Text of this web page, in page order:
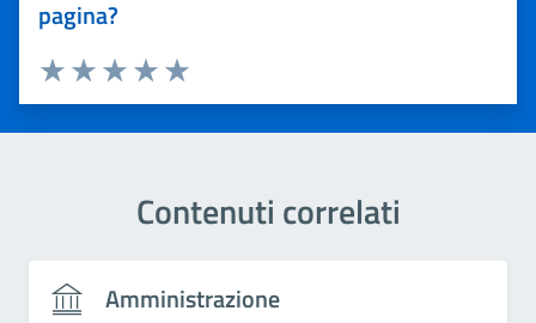
pagina?
Valuta 5 stelle su 5
Valuta 4 stelle su 5
Valuta 3 stelle su 5
Valuta 2 stelle su 5
Valuta 1 stelle su 5
Contenuti correlati
Amministrazione